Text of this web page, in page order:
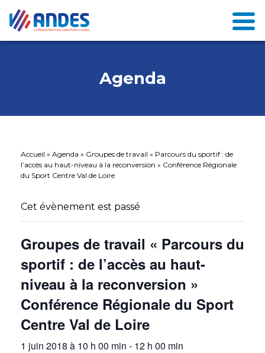
Agenda
Accueil » Agenda » Groupes de travail « Parcours du sportif : de
l’accès au haut-niveau à la reconversion » Conférence Régionale
du Sport Centre Val de Loire
Cet évènement est passé
Groupes de travail « Parcours du
sportif : de l’accès au haut-
niveau à la reconversion »
Conférence Régionale du Sport
Centre Val de Loire
1 juin 2018 à 10 h 00 min - 12 h 00 min